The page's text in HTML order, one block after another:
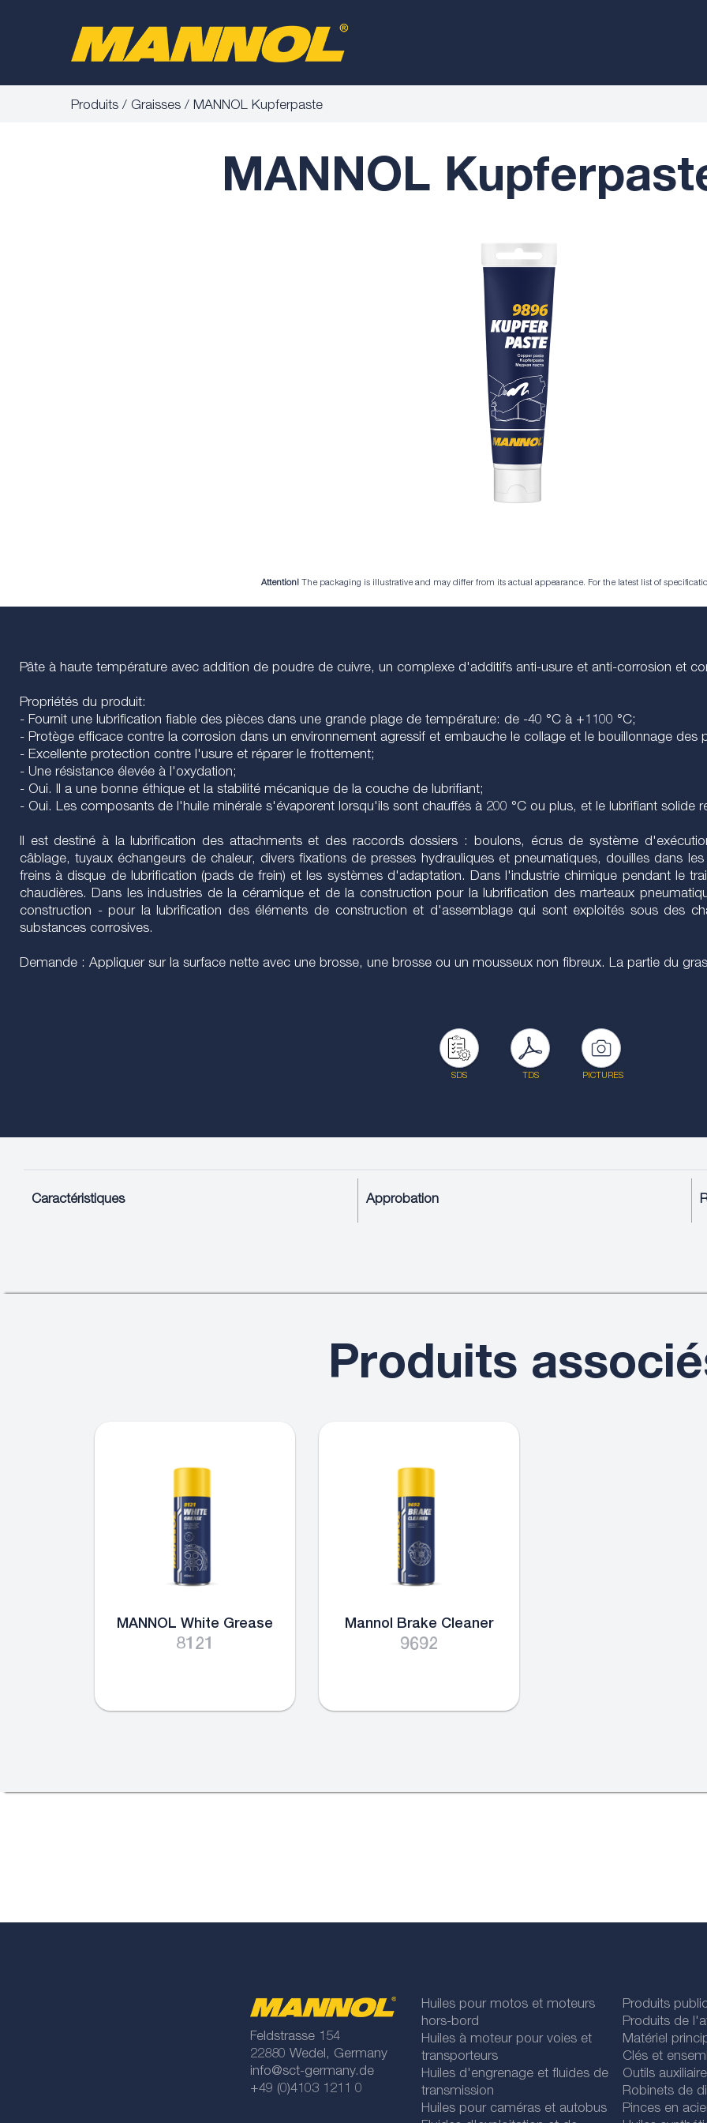
Produits Graisses MANNOL Kupferpaste
MANNOL
Attention! The packaging is illustrative and may differ from its actual appearance. For the latest list of
Pâte à haute température avec addition de poudre de cuivre, un complexe d'additifs anti-usure et anti-corrosion et
Propriétés du produit:
- Fournit une lubrification fiable des pièces dans une grande plage de température: de -40 °C à +1100 °C;
- Protège efficace contre la corrosion dans un environnement agressif et embauche le collage et le bouillonnage des
- Excellente protection contre l'usure et réparer le frottement;
- Une résistance élevée à l'oxydation;
- Oui. Il a une bonne éthique et la stabilité mécanique de la couche de lubrifiant;
- Oui. Les composants de l'huile minérale s'évaporent lorsqu'ils sont chauffés à 200 °C ou plus, et le lubrifiant solide
Il est destiné à la lubrification des attachments et des raccords dossiers : boulons, écrus de système
câblage, tuyaux échangeurs de chaleur, divers fixations de presses hydrauliques et pneumatiques, douilles dans
freins à disque de lubrification (pads de frein) et les systèmes d'adaptation. Dans l'industrie chimique pendant le
chaudières. Dans les industries de la céramique et de la construction pour la lubrification des marteaux
construction - pour la lubrification des éléments de construction et d'assemblage qui sont exploités sous des
substances corrosives.
Demande : Appliquer sur la surface nette avec une brosse, une brosse ou un mousseux non fibreux. La partie du
SDS TDS PICTURES
Caractéristiques Approbation
Produits
MANNOL White Grease
8121
Mannol Brake Cleaner
9692
Feldstrasse 154
22880 Wedel, Germany
info@sct-germany.de
+49 (0)4103 1211 0
Huiles pour motos et moteurs
hors-bord
Huiles à moteur pour voies et
transporteurs
Huiles d'engrenage et fluides de
transmission
Huiles pour caméras et autobus
Produits
Produits de
Matériel
Clés et
Outils
Robinets de
Pinces en